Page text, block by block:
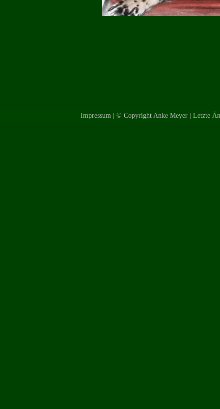
Impressum | © Copyright Anke Meyer | Letzte